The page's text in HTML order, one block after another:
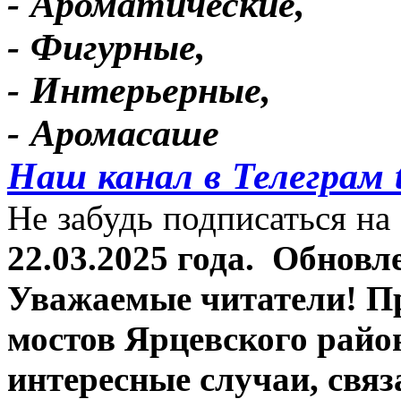
- Фигурные,
- Интерьерные,
- Аромасаше
Наш канал в Телеграм
Не забудь подписаться
22.03.2025 года.
Уважаемые читатели!
мостов Ярцевского
интересные случаи,